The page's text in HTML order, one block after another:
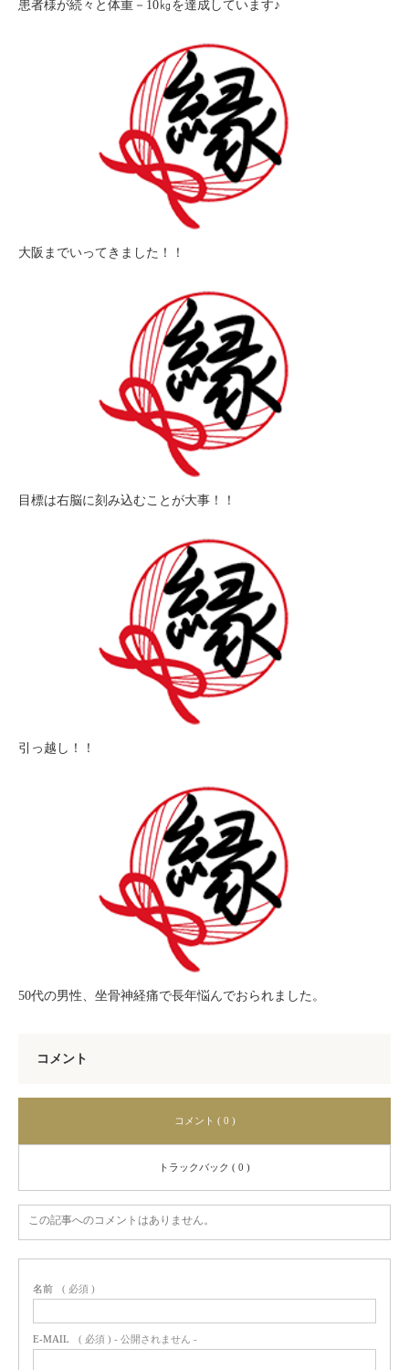
患者様が続々と体重－10㎏を達成しています♪
大阪までいってきました！！
目標は右脳に刻み込むことが大事！！
引っ越し！！
50代の男性、坐骨神経痛で長年悩んでおられました。
コメント
コメント ( 0 )
トラックバック ( 0 )
この記事へのコメントはありません。
名前 ( 必須 )
E-MAIL ( 必須 ) - 公開されません -